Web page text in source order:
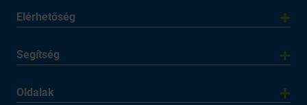
Elérhetőség
Segítség
Oldalak